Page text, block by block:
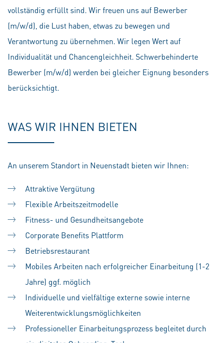
vollständig erfüllt sind. Wir freuen uns auf Bewerber
(m/w/d), die Lust haben, etwas zu bewegen und
Verantwortung zu übernehmen. Wir legen Wert auf
Individualität und Chancengleichheit. Schwerbehinderte
Bewerber (m/w/d) werden bei gleicher Eignung besonders
berücksichtigt.
WAS WIR IHNEN BIETEN
An unserem Standort in Neuenstadt bieten wir Ihnen:
Attraktive Vergütung
Flexible Arbeitszeitmodelle
Fitness- und Gesundheitsangebote
Corporate Benefits Plattform
Betriebsrestaurant
Mobiles Arbeiten nach erfolgreicher Einarbeitung (1-2
Jahre) ggf. möglich
Individuelle und vielfältige externe sowie interne
Weiterentwicklungsmöglichkeiten
Professioneller Einarbeitungsprozess begleitet durch